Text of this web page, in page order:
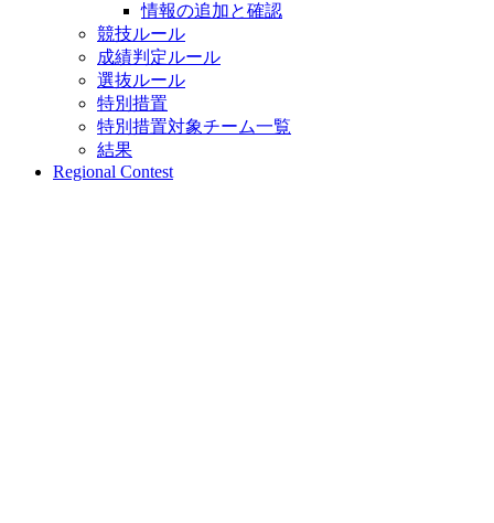
情報の追加と確認
競技ルール
成績判定ルール
選抜ルール
特別措置
特別措置対象チーム一覧
結果
Regional Contest